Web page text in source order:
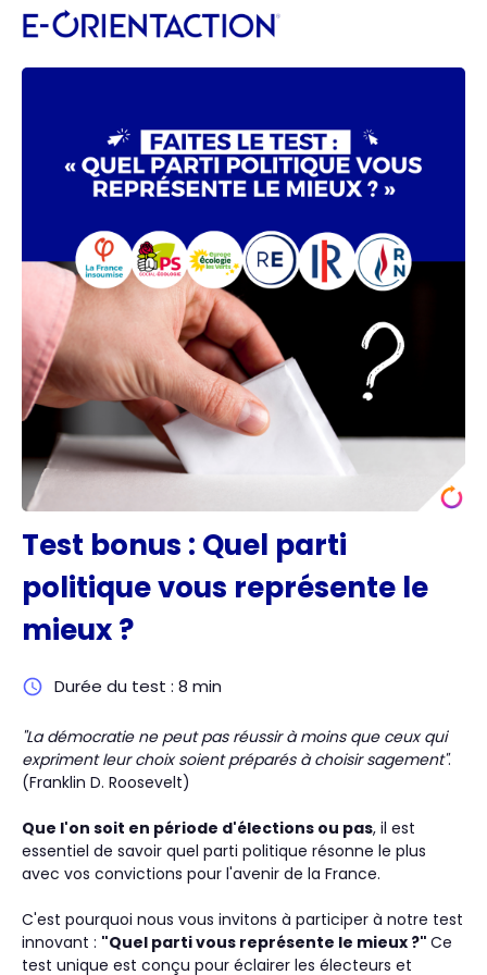
Test bonus : Quel parti
politique vous représente le
mieux ?
Durée du test : 8 min
"La démocratie ne peut pas réussir à moins que ceux qui
expriment leur choix soient préparés à choisir sagement".
(Franklin D. Roosevelt)
Que l'on soit en période d'élections ou pas, il est
essentiel de savoir quel parti politique résonne le plus
avec vos convictions pour l'avenir de la France.
C'est pourquoi nous vous invitons à participer à notre test
innovant : "Quel parti vous représente le mieux ?" Ce
test unique est conçu pour éclairer les électeurs et